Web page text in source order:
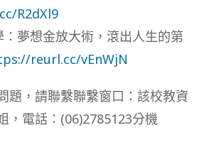
R2dXl9
：夢想金放大術，滾出人生的第
reurl.cc/vEnWjN
題，請聯繫聯繫窗口：該校教資
，電話：(06)2785123分機